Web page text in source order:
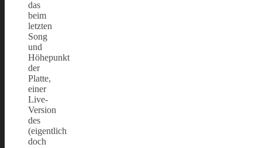
das
beim
letzten
Song
und
Höhepunkt
der
Platte,
einer
Live-
Version
des
(eigentlich
doch